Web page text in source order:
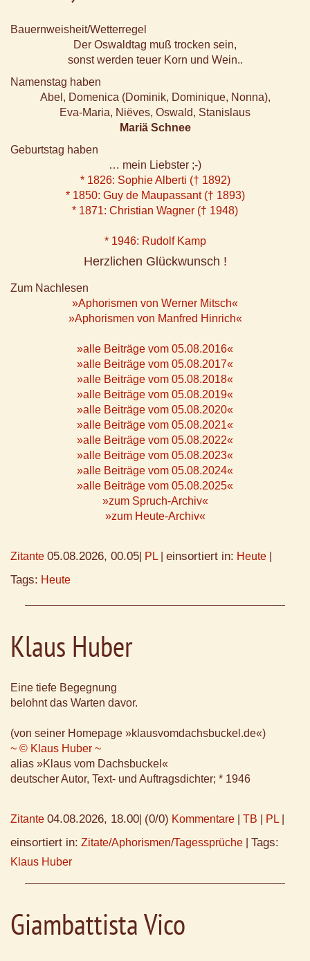
Bauernweisheit/Wetterregel
Der Oswaldtag muß trocken sein,
sonst werden teuer Korn und Wein..
Namenstag haben
Abel, Domenica (Dominik, Dominique, Nonna),
Eva-Maria, Niëves, Oswald, Stanislaus
Mariä Schnee
Geburtstag haben
… mein Liebster ;-)
* 1826: Sophie Alberti († 1892)
* 1850: Guy de Maupassant († 1893)
* 1871: Christian Wagner († 1948)
* 1946: Rudolf Kamp
Herzlichen Glückwunsch !
Zum Nachlesen
»Aphorismen von Werner Mitsch«
»Aphorismen von Manfred Hinrich«
»alle Beiträge vom 05.08.2016«
»alle Beiträge vom 05.08.2017«
»alle Beiträge vom 05.08.2018«
»alle Beiträge vom 05.08.2019«
»alle Beiträge vom 05.08.2020«
»alle Beiträge vom 05.08.2021«
»alle Beiträge vom 05.08.2022«
»alle Beiträge vom 05.08.2023«
»alle Beiträge vom 05.08.2024«
»alle Beiträge vom 05.08.2025«
»zum Spruch-Archiv«
»zum Heute-Archiv«
Zitante 05.08.2026, 00.05 PL einsortiert in: Heute
Tags: Heute
Klaus Huber
Eine tiefe Begegnung
belohnt das Warten davor.
(von seiner Homepage »klausvomdachsbuckel.de«)
~ © Klaus Huber ~
alias »Klaus vom Dachsbuckel«
deutscher Autor, Text- und Auftragsdichter; * 1946
Zitante 04.08.2026, 18.00 (0/0) Kommentare TB PL
einsortiert in: Zitate/Aphorismen/Tagessprüche Tags:
Klaus Huber
Giambattista Vico